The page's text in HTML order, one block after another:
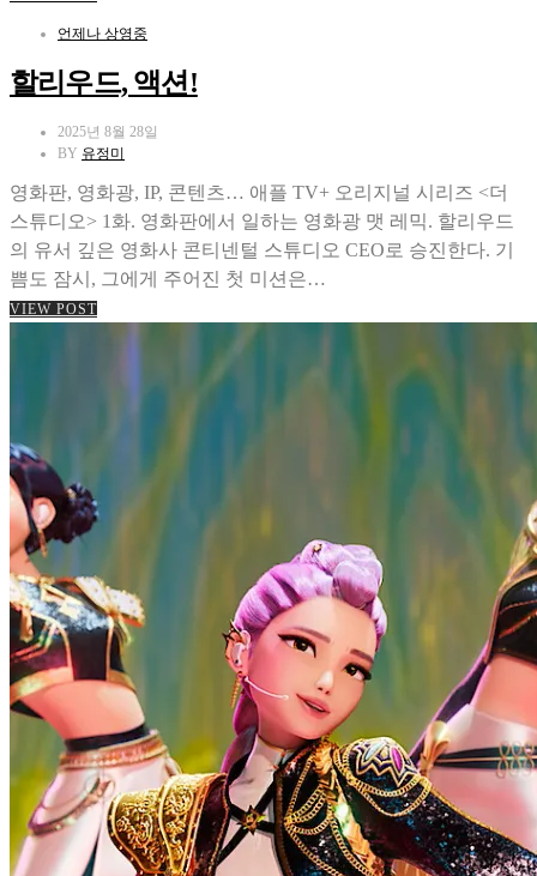
언제나 상영중
할리우드, 액션!
2025년 8월 28일
BY 유정미
영화판, 영화광, IP, 콘텐츠… 애플 TV+ 오리지널 시리즈 <더
스튜디오> 1화. 영화판에서 일하는 영화광 맷 레믹. 할리우드
의 유서 깊은 영화사 콘티넨털 스튜디오 CEO로 승진한다. 기
쁨도 잠시, 그에게 주어진 첫 미션은…
VIEW POST